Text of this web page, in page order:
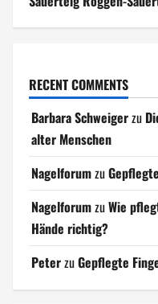
RECENT COMMENTS
Barbara Schweigerzu
alter Menschen
Nagelforumzu
NagelforumzuWie
Hände richtig?
PeterzuGepflegte